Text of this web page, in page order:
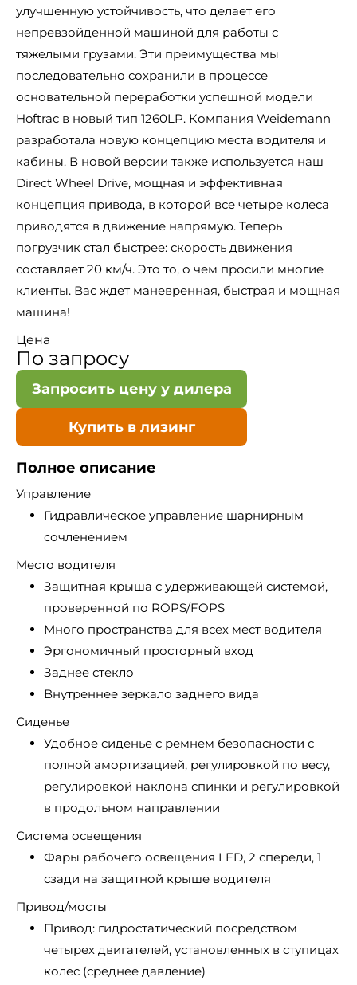
улучшенную устойчивость, что делает его
непревзойденной машиной для работы с
тяжелыми грузами. Эти преимущества мы
последовательно сохранили в процессе
основательной переработки успешной модели
Hoftrac в новый тип 1260LP. Компания Weidemann
разработала новую концепцию места водителя и
кабины. В новой версии также используется наш
Direct Wheel Drive, мощная и эффективная
концепция привода, в которой все четыре колеса
приводятся в движение напрямую. Теперь
погрузчик стал быстрее: скорость движения
составляет 20 км/ч. Это то, о чем просили многие
клиенты. Вас ждет маневренная, быстрая и мощная
машина!
Цена
По запросу
Запросить цену у дилера
Купить в лизинг
Полное описание
Управление
Гидравлическое управление шарнирным
сочленением
Место водителя
Защитная крыша с удерживающей системой,
проверенной по ROPS/FOPS
Много пространства для всех мест водителя
Эргономичный просторный вход
Заднее стекло
Внутреннее зеркало заднего вида
Сиденье
Удобное сиденье с ремнем безопасности с
полной амортизацией, регулировкой по весу,
регулировкой наклона спинки и регулировкой
в продольном направлении
Система освещения
Фары рабочего освещения LED, 2 спереди, 1
сзади на защитной крыше водителя
Привод/мосты
Привод: гидростатический посредством
четырех двигателей, установленных в ступицах
колес (среднее давление)